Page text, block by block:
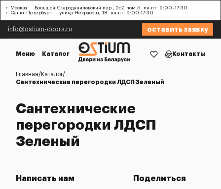
г. Москва
Большой Староданиловский пер., 2с7, пом.5. пн-пт: 9:00–17:30
г. Санкт-Петербург
улица Некрасова, 18. пн-пт: 9:00-17:30
info@ostium-doors.ru оставить заявку
Меню Каталог Контакты
Главная
Каталог
Сантехнические перегородки ЛДСП Зеленый
Сантехнические
перегородки ЛДСП
Зеленый
Написать нам Поделиться